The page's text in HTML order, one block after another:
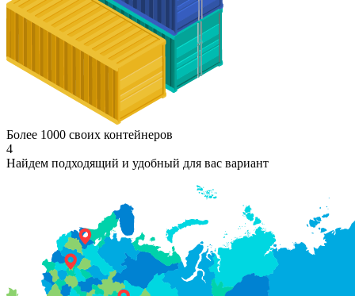
Более 1000 своих контейнеров
4
Найдем подходящий и удобный для вас вариант